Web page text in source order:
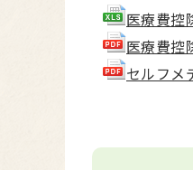
医療費控
医療費控
セルフメ